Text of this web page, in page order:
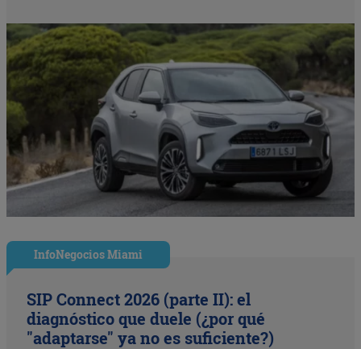
InfoNegocios Miami
SIP Connect 2026 (parte II): el
diagnóstico que duele (¿por qué
"adaptarse" ya no es suficiente?)